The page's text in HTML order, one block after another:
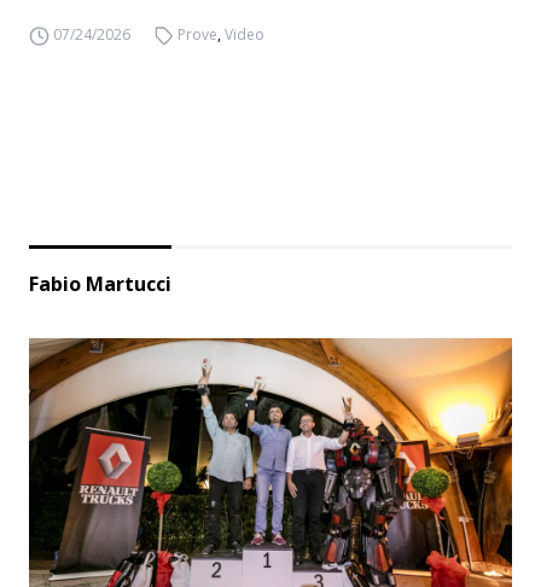
07/24/2026 Prove,Video
Fabio Martucci